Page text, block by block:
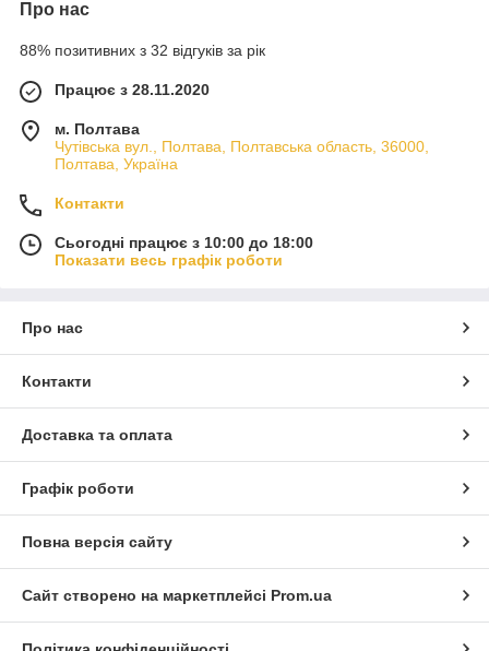
Про нас
88% позитивних з 32 відгуків за рік
Працює з 28.11.2020
м. Полтава
Чутівська вул., Полтава, Полтавська область, 36000,
Полтава, Україна
Контакти
Сьогодні працює з 10:00 до 18:00
Показати весь графік роботи
Про нас
Контакти
Доставка та оплата
Графік роботи
Повна версія сайту
Сайт створено на маркетплейсі Prom.ua